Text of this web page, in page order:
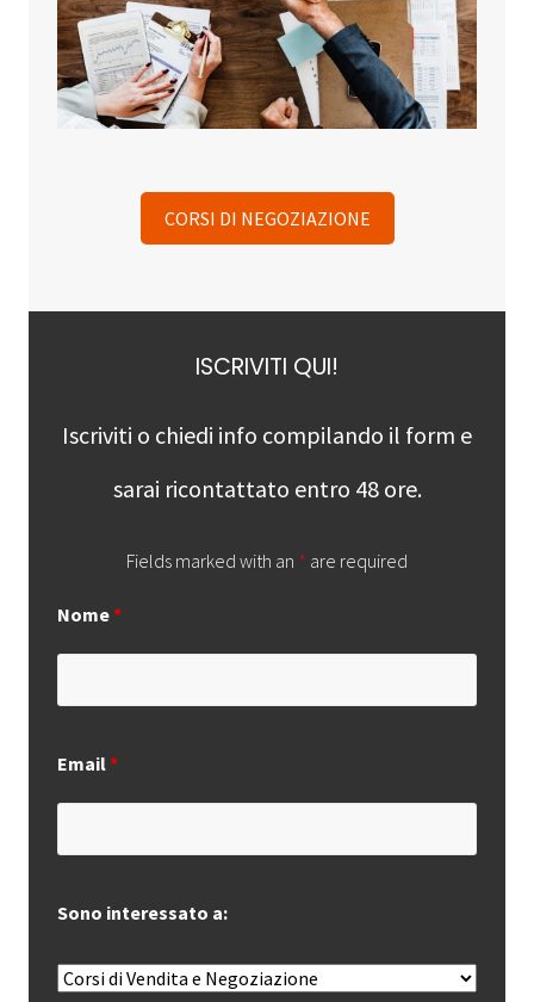
CORSI DI NEGOZIAZIONE
ISCRIVITI QUI!
Iscriviti o chiedi info compilando il form e
sarai ricontattato entro 48 ore.
Fields marked with an * are required
Nome*
Email*
Sono interessato a: